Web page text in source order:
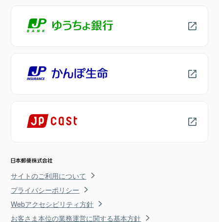
サイトのご利用について
プライバシーポリシー
Webアクセシビリティ方針
お客さま本位の業務運営に関する基本方針